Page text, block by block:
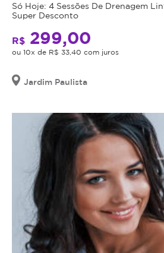
Só Hoje: 4 Sessões De Drenagem
Super Desconto
R$ 299,00
ou 10x de R$ 33,40 com juros
Jardim Paulista